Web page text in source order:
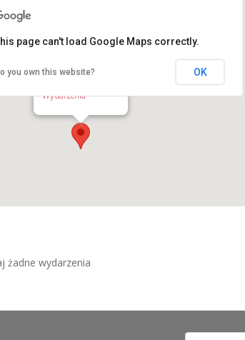
Stacja Kultura
Wydarzenia
page can't load Google Maps correctly.
you own this website? OK
żadne wydarzenia